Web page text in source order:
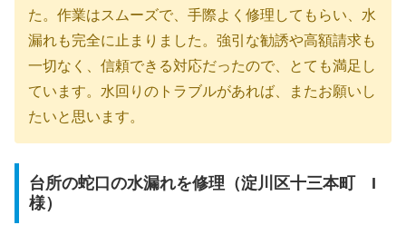
た。作業はスムーズで、手際よく修理してもらい、水
漏れも完全に止まりました。強引な勧誘や高額請求も
一切なく、信頼できる対応だったので、とても満足し
ています。水回りのトラブルがあれば、またお願いし
たいと思います。
台所の蛇口の水漏れを修理（淀川区十三本町 I
様）